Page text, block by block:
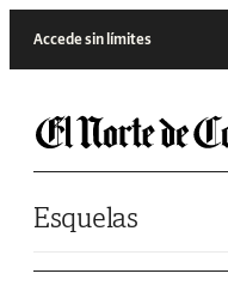
Accede sin límites
Esquelas